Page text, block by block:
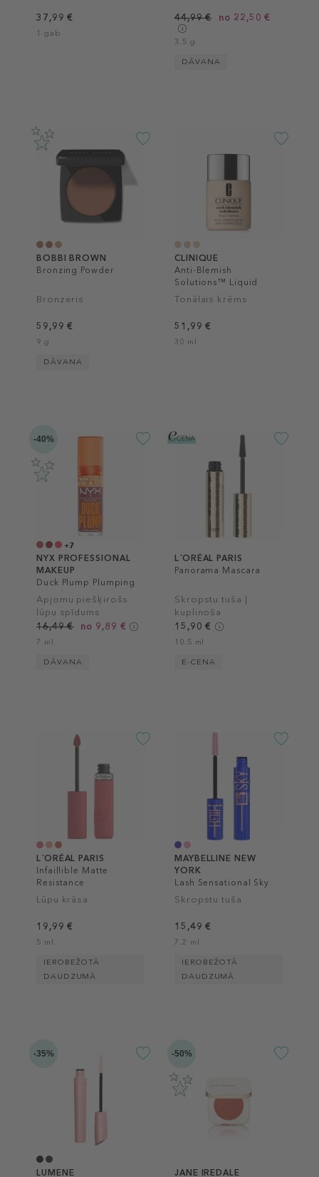
37,99 €
1 gab
44,99 € no 22,50 €
3.5 g
DĀVANA
BOBBI BROWN
Bronzing Powder
Bronzeris
59,99 €
9 g
DĀVANA
CLINIQUE
Anti-Blemish
Solutions™ Liquid
Makeup
Tonālais krēms
51,99 €
30 ml
-40%
+7
NYX PROFESSIONAL
MAKEUP
Duck Plump Plumping
Lip Gloss
Apjomu piešķirošs
lūpu spīdums
16,49 €
no 9,89 €
7 ml
DĀVANA
L´ORÉAL PARIS
Panorama Mascara
Skropstu tuša |
kuplinoša
15,90 €
10.5 ml
E-CENA
L´ORÉAL PARIS
Infaillible Matte
Resistance
Lūpu krāsa
19,99 €
5 ml
IEROBEŽOTĀ
DAUDZUMĀ
MAYBELLINE NEW
YORK
Lash Sensational Sky
High
Skropstu tuša
15,49 €
7.2 ml
IEROBEŽOTĀ
DAUDZUMĀ
-35%
LUMENE
-50%
JANE IREDALE